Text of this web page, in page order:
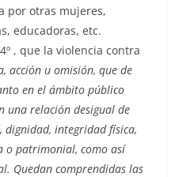
por otras mujeres,
educadoras, etc.
, que la violencia contra
acción u omisión, que de
en el ámbito público
una relación desigual de
dignidad, integridad física,
o patrimonial, como así
Quedan comprendidas las